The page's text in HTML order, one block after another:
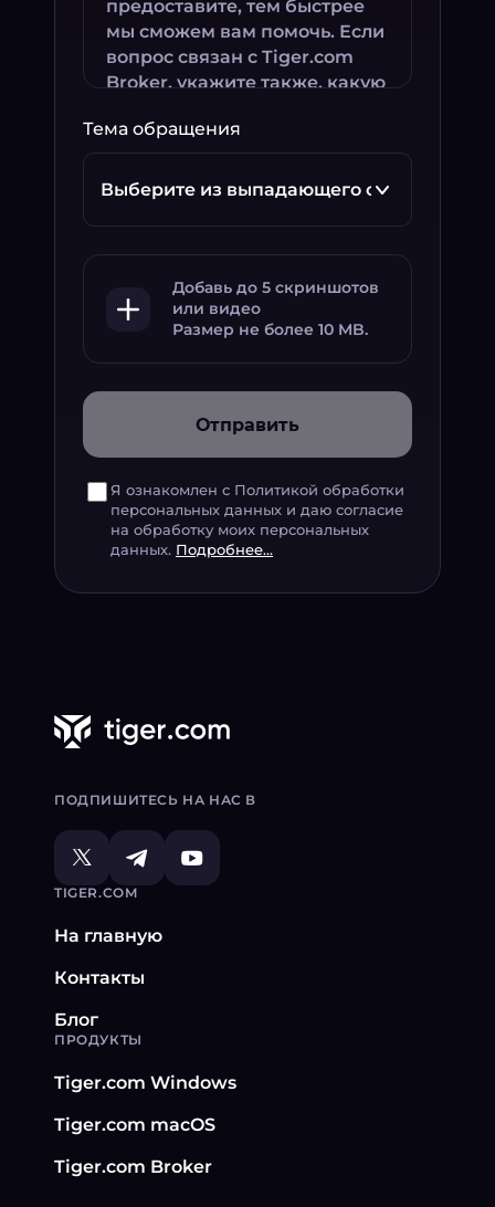
Тема обращения
Выберите из выпадающего списка
Добавь до 5 скриншотов
или видео
Размер не более 10 MB.
Отправить
Я ознакомлен с Политикой обработки
персональных данных и даю согласие
на обработку моих персональных
данных. Подробнее...
ПОДПИШИТЕСЬ НА НАС В
TIGER.COM
На главную
Контакты
Блог
ПРОДУКТЫ
Tiger.com Windows
Tiger.com macOS
Tiger.com Broker